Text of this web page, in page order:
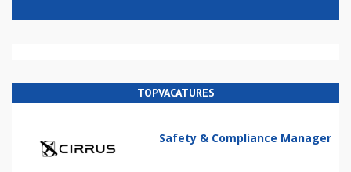
TOPVACATURES
Safety & Compliance Manager